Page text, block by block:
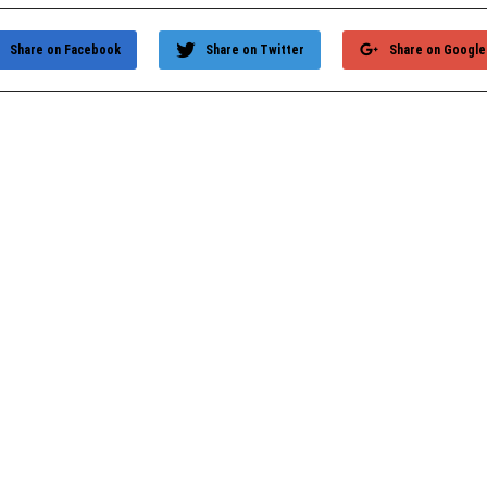
Share on
Share on Twitter
Share on Facebook